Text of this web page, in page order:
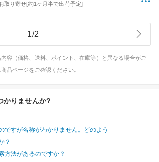
取り寄せ[約1ヶ月半で出荷予定]
1/2
容（価格、送料、ポイント、在庫等）と異なる場合がご
品ページをご確認ください。
かりませんか?
ですが名称がわかりません。どのよう
？
方法があるのですか？